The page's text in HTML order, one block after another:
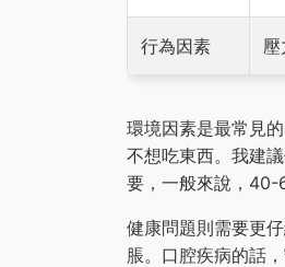
行為因素
環境因素是最常見
不想吃東西。我建
要，一般來說，40-
健康問題則需要更
脹。口腔疾病的話